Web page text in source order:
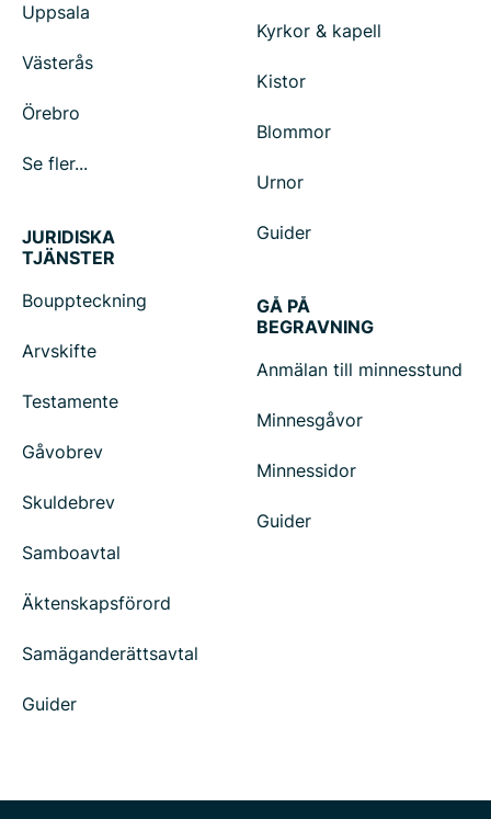
Uppsala
Västerås
Örebro
Se fler...
Kyrkor & kapell
Kistor
Blommor
Urnor
Guider
JURIDISKA
TJÄNSTER
Bouppteckning
Arvskifte
Testamente
Gåvobrev
Skuldebrev
Samboavtal
Äktenskapsförord
Samäganderättsavtal
Guider
GÅ PÅ
BEGRAVNING
Anmälan till minnesstund
Minnesgåvor
Minnessidor
Guider